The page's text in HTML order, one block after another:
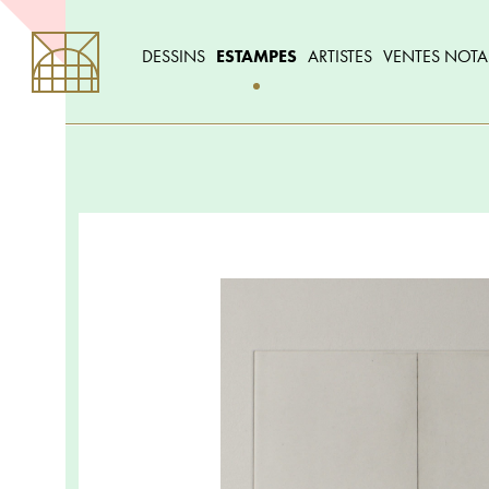
DESSINS ESTAMPES ARTISTES VENTES